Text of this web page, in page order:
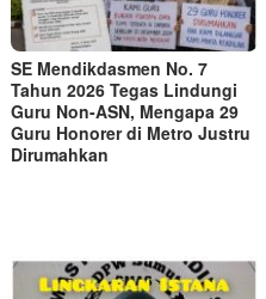
SE Mendikdasmen No. 7
Tahun 2026 Tegas Lindungi
Guru Non-ASN, Mengapa 29
Guru Honorer di Metro Justru
Dirumahkan